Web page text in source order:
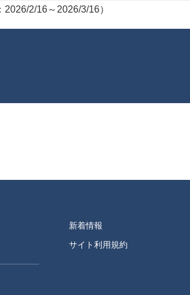
2/16～2026/3/16）
新着情報
サイト利用規約